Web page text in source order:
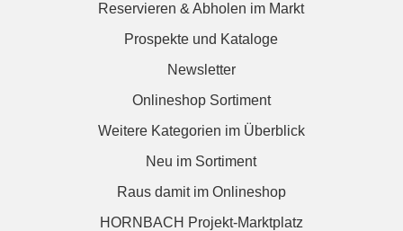
Reservieren & Abholen im Markt
Prospekte und Kataloge
Newsletter
Onlineshop Sortiment
Weitere Kategorien im Überblick
Neu im Sortiment
Raus damit im Onlineshop
HORNBACH Projekt-Marktplatz